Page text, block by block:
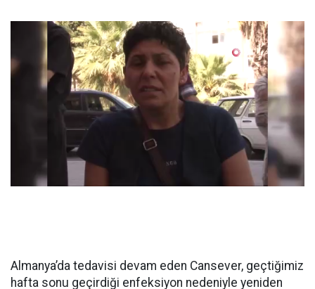
Almanya’da tedavisi devam eden Cansever, geçtiğimiz
hafta sonu geçirdiği enfeksiyon nedeniyle yeniden